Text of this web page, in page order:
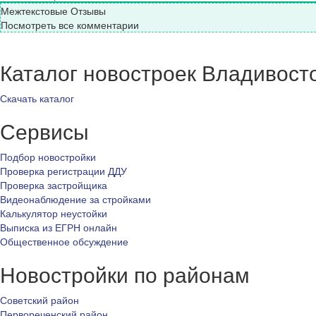
Межтекстовые Отзывы
Посмотреть все комментарии
Каталог новостроек
Скачать каталог
Сервисы
Подбор новостройки
Проверка регистрации ДДУ
Проверка застройщика
Видеонаблюдение за стройками
Калькулятор неустойки
Выписка из ЕГРН онлайн
Общественное обсуждение
Новостройки по районам
Советский район